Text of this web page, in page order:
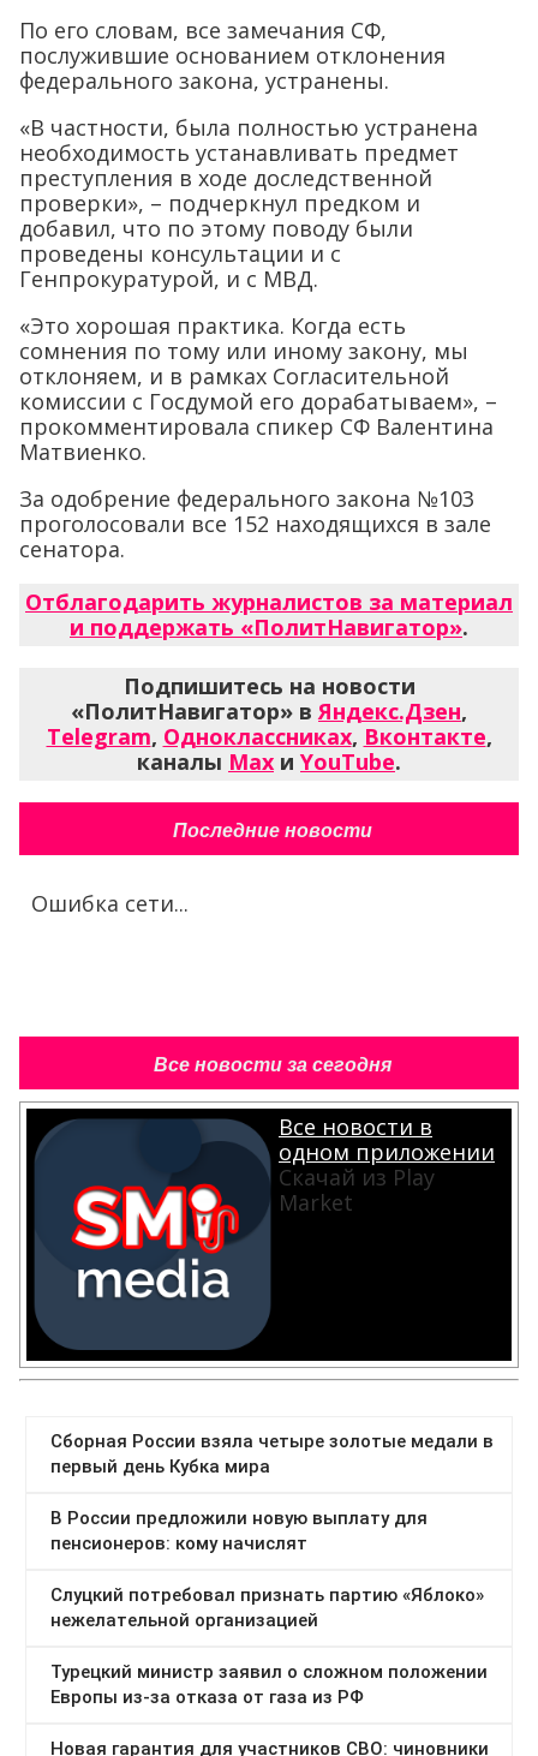
По его словам, все замечания СФ,
послужившие основанием отклонения
федерального закона, устранены.
«В частности, была полностью устранена
необходимость устанавливать предмет
преступления в ходе доследственной
проверки», – подчеркнул предком и
добавил, что по этому поводу были
проведены консультации и с
Генпрокуратурой, и с МВД.
«Это хорошая практика. Когда есть
сомнения по тому или иному закону, мы
отклоняем, и в рамках Согласительной
комиссии с Госдумой его дорабатываем», –
прокомментировала спикер СФ Валентина
Матвиенко.
За одобрение федерального закона №103
проголосовали все 152 находящихся в зале
сенатора.
Отблагодарить журналистов за материал
и поддержать «ПолитНавигатор».
Подпишитесь на новости
«ПолитНавигатор» вЯндекс.Дзен,
Telegram, Одноклассниках, Вконтакте,
каналы Max и YouTube.
Последние новости
Ошибка сети...
Все новости за сегодня
Все новости в
одном приложении
Скачай из Play
Market